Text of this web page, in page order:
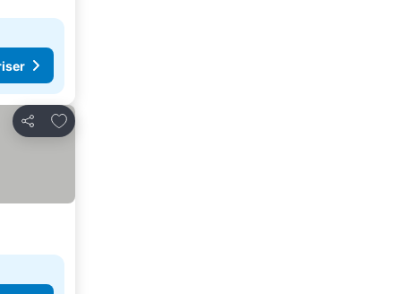
Del
Legg til i favoritter